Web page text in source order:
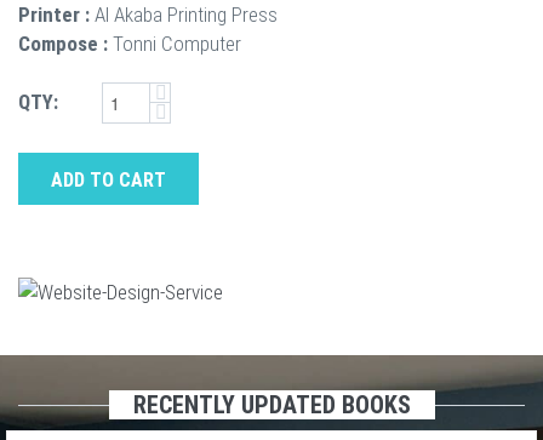
Printer : Al Akaba Printing Press
Compose : Tonni Computer
QTY:
ADD TO CART
RECENTLY UPDATED BOOKS